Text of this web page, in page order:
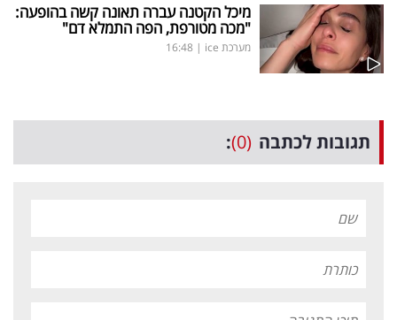
מיכל הקטנה עברה תאונה קשה בהופעה:
"מכה מטורפת, הפה התמלא דם"
מערכת ice |
16:48
תגובות לכתבה (0)
: